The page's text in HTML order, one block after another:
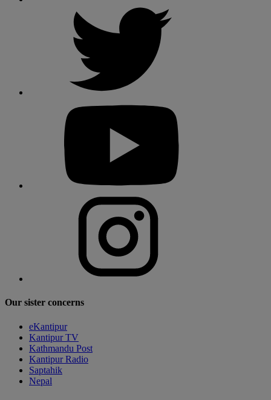
Our sister concerns
eKantipur
Kantipur TV
Kathmandu Post
Kantipur Radio
Saptahik
Nepal